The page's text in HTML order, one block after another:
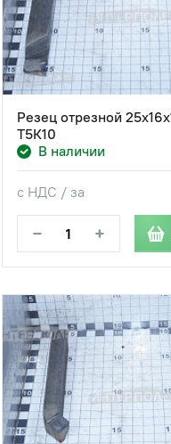
Резец отрезной
Т5К10
В наличии
с НДС / за
− +